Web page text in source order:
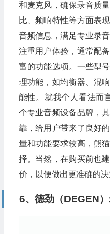
和麦克风，确保录音质
比、频响特性等方面表
音频信息，满足专业录
注重用户体验，通常配
富的功能选项。一些型
理功能，如均衡器、混
能性。就我个人看法而
个专业音频设备品牌，
靠，给用户带来了良好
量和功能要求较高，熊
择。当然，在购买前也
价，以便做出更准确的决
6、德劲（DEGEN